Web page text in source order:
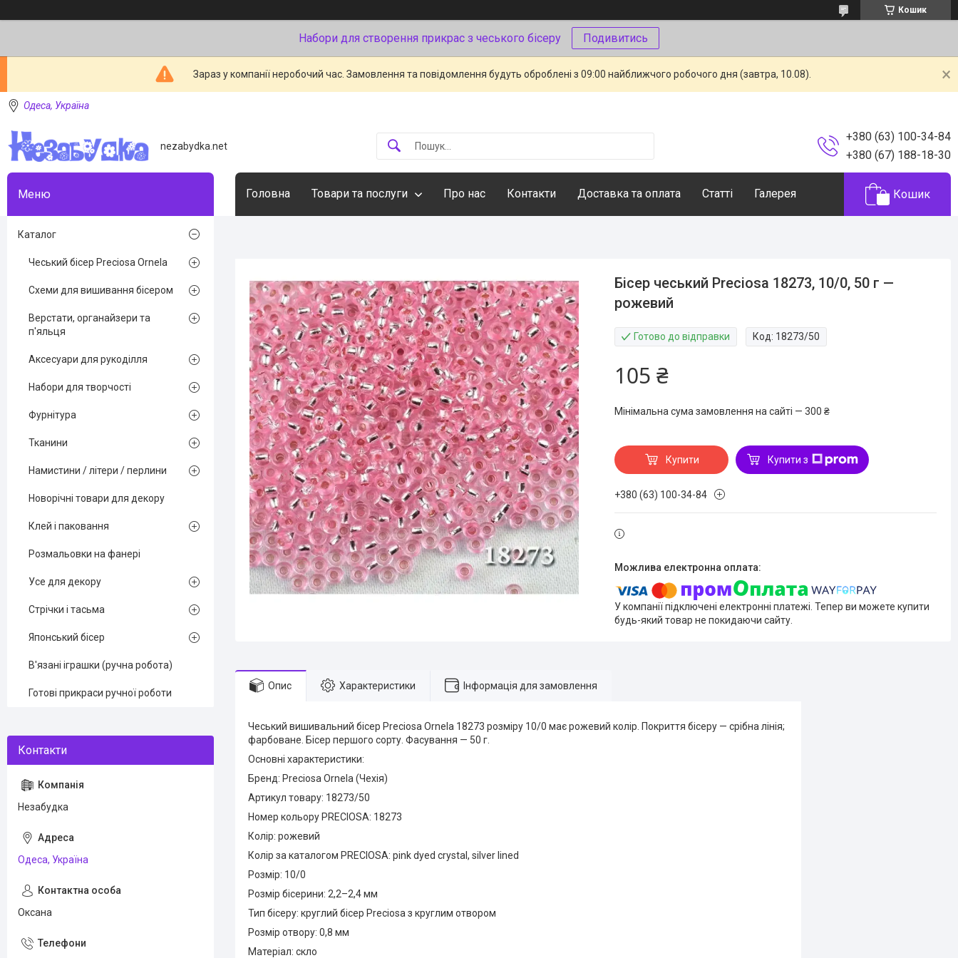
Кошик
Набори для створення прикрас з чеського бісеру Подивитись
Зараз у компанії неробочий час. Замовлення та повідомлення будуть оброблені з 09:00 найближчого робочого дня (завтра, 10.08).
Одеса, Україна
nezabydka.net
+380 (63) 100-34-84
+380 (67) 188-18-30
Головна Товари та послуги Про нас Контакти Доставка та оплата Статті Галерея Кошик
Бісер чеський Preciosa 18273, 10/0, 50 г —
рожевий
Готово до відправки Код: 18273/50
105 ₴
Мінімальна сума замовлення на сайті — 300 ₴
Купити Купити з
+380 (63) 100-34-84
У компанії підключені електронні платежі. Тепер ви можете купити
будь-який товар не покидаючи сайту.
Опис Характеристики Інформація для замовлення
Чеський вишивальний бісер Preciosa Ornela 18273 розміру 10/0 має рожевий колір. Покриття бісеру — срібна лінія;
фарбоване. Бісер першого сорту. Фасування — 50 г.
Основні характеристики:
Бренд: Preciosa Ornela (Чехія)
Артикул товару: 18273/50
Номер кольору PRECIOSA: 18273
Колір: рожевий
Колір за каталогом PRECIOSA: pink dyed crystal, silver lined
Розмір: 10/0
Розмір бісерини: 2,2–2,4 мм
Тип бісеру: круглий бісер Preciosa з круглим отвором
Розмір отвору: 0,8 мм
Матеріал: скло
Каталог
Чеський бісер Preciosa Ornela
Схеми для вишивання бісером
Верстати, органайзери та
п'яльця
Аксесуари для рукоділля
Набори для творчості
Фурнітура
Тканини
Намистини / літери / перлини
Новорічні товари для декору
Клей і паковання
Розмальовки на фанері
Усе для декору
Стрічки і тасьма
Японський бісер
В'язані іграшки (ручна робота)
Готові прикраси ручної роботи
Незабудка
Одеса, Україна
Оксана